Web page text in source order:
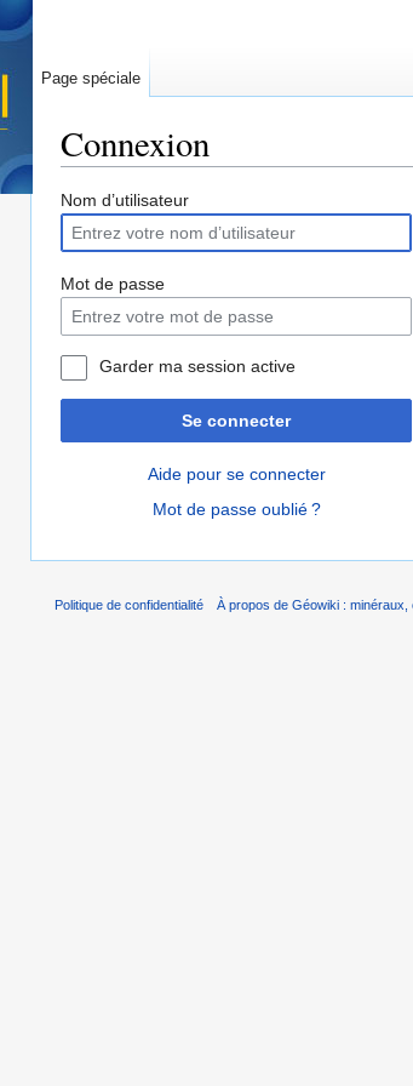
Connexion
Nom d’utilisateur
Mot de passe
Garder ma session active
Se connecter
Aide pour se connecter
Mot de passe oublié ?
Page spéciale
Politique de confidentialité À propos de Géowiki :